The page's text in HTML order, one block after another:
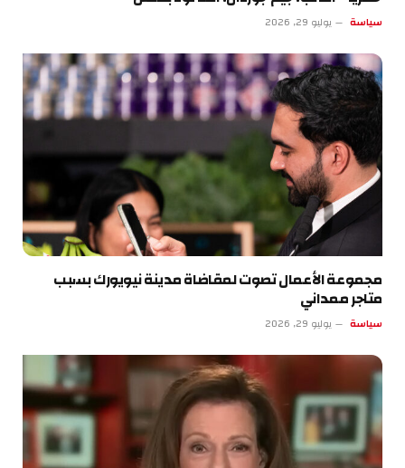
سياسة يوليو 29, 2026
مجموعة الأعمال تصوت لمقاضاة مدينة نيويورك بسبب
متاجر ممداني
سياسة يوليو 29, 2026